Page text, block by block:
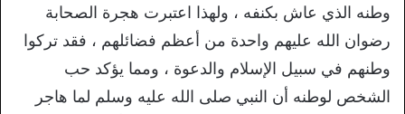
وطنه الذي عاش بكنفه ، ولهذا اعتبرت هجرة الصحابة
رضوان الله عليهم واحدة من أعظم فضائلهم ، فقد تركوا
وطنهم في سبيل الإسلام والدعوة ، ومما يؤكد حب
الشخص لوطنه أن النبي صلى الله عليه وسلم لما هاجر